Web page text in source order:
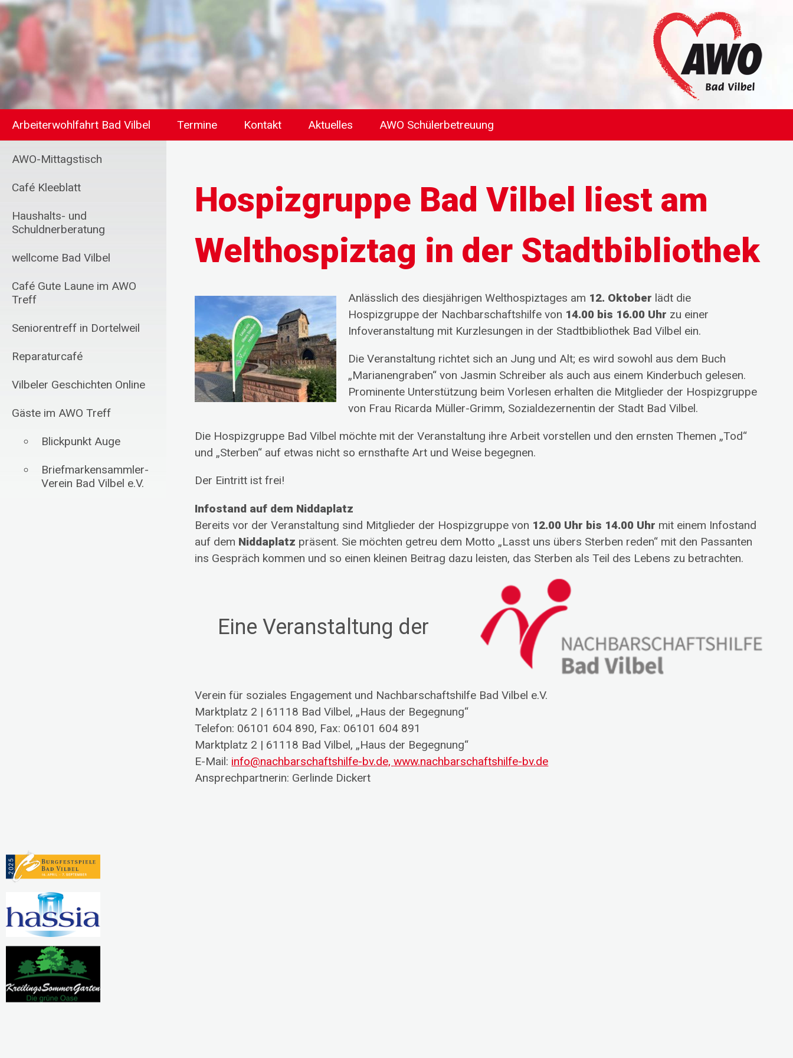
Arbeiterwohlfahrt Bad Vilbel Termine Kontakt Aktuelles AWO Schülerbetreuung
AWO-Mittagstisch
Café Kleeblatt
Haushalts- und
Schuldnerberatung
wellcome Bad Vilbel
Café Gute Laune im AWO
Treff
Seniorentreff in Dortelweil
Reparaturcafé
Vilbeler Geschichten Online
Gäste im AWO Treff
Blickpunkt Auge
Briefmarkensammler-
Verein Bad Vilbel e.V.
Hospizgruppe Bad Vilbel liest am
Welthospiztag in der Stadtbibliothek
Anlässlich des diesjährigen Welthospiztages am 12. Oktober lädt die
Hospizgruppe der Nachbarschaftshilfe von 14.00 bis 16.00 Uhr zu einer
Infoveranstaltung mit Kurzlesungen in der Stadtbibliothek Bad Vilbel ein.
Die Veranstaltung richtet sich an Jung und Alt; es wird sowohl aus dem Buch
„Marianengraben“ von Jasmin Schreiber als auch aus einem Kinderbuch gelesen.
Prominente Unterstützung beim Vorlesen erhalten die Mitglieder der Hospizgruppe
von Frau Ricarda Müller-Grimm, Sozialdezernentin der Stadt Bad Vilbel.
Die Hospizgruppe Bad Vilbel möchte mit der Veranstaltung ihre Arbeit vorstellen und den ernsten Themen „Tod“
und „Sterben“ auf etwas nicht so ernsthafte Art und Weise begegnen.
Der Eintritt ist frei!
Infostand auf dem Niddaplatz
Bereits vor der Veranstaltung sind Mitglieder der Hospizgruppe von 12.00 Uhr bis 14.00 Uhr mit einem Infostand
auf dem Niddaplatz präsent. Sie möchten getreu dem Motto „Lasst uns übers Sterben reden“ mit den Passanten
ins Gespräch kommen und so einen kleinen Beitrag dazu leisten, das Sterben als Teil des Lebens zu betrachten.
Eine Veranstaltung der
Verein für soziales Engagement und Nachbarschaftshilfe Bad Vilbel e.V.
Marktplatz 2 | 61118 Bad Vilbel, „Haus der Begegnung“
Telefon: 06101 604 890, Fax: 06101 604 891
Marktplatz 2 | 61118 Bad Vilbel, „Haus der Begegnung“
E-Mail: info@nachbarschaftshilfe-bv.de,www.nachbarschaftshilfe-bv.de
Ansprechpartnerin: Gerlinde Dickert